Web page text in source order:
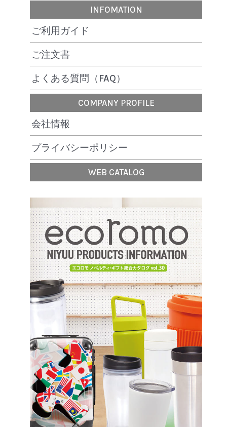
INFOMATION
ご利用ガイド
ご注文書
よくある質問（FAQ）
COMPANY PROFILE
会社情報
プライバシーポリシー
WEB CATALOG